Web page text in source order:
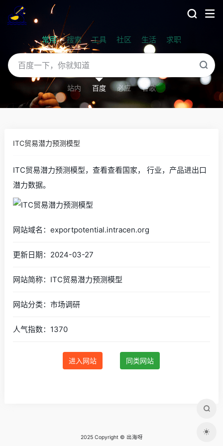
常用 搜索 工具 社区 生活 求职
站内 百度 必应 谷歌
ITC贸易潜力预测模型
ITC贸易潜力预测模型，查看查看国家， 行业，产品进出口
潜力数据。
网站域名：exportpotential.intracen.org
更新日期：2024-03-27
网站简称：ITC贸易潜力预测模型
网站分类：市场调研
人气指数：1370
进入网站 同类网站
2025 Copyright © 出海呀